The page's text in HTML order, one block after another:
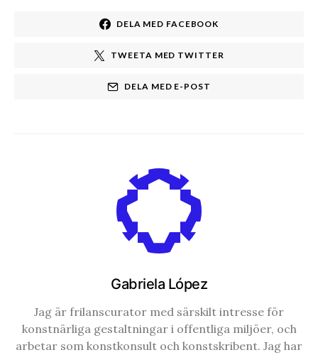
DELA MED FACEBOOK
TWEETA MED TWITTER
DELA MED E-POST
Gabriela López
Jag är frilanscurator med särskilt intresse för
konstnärliga gestaltningar i offentliga miljöer, och
arbetar som konstkonsult och konstskribent. Jag har